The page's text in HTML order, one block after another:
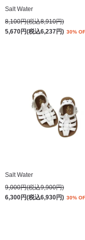
Salt Water
8,100円(税込8,910円)
5,670円(税込6,237円) 30%
Salt Water
9,000円(税込9,900円)
6,300円(税込6,930円) 30%